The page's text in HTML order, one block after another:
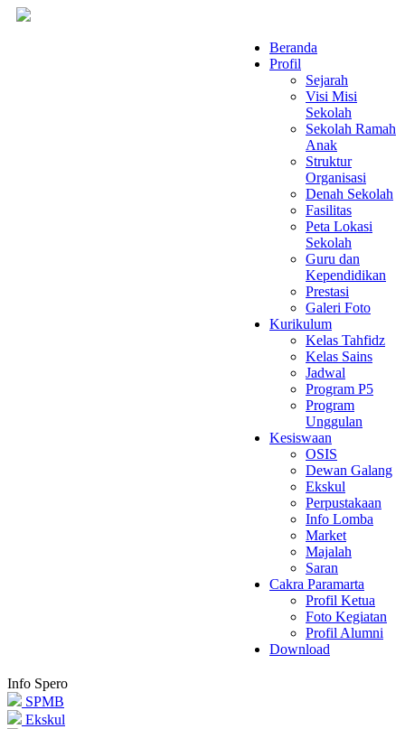
Beranda
Profil
Sejarah
Visi Misi
Sekolah
Sekolah Ramah
Anak
Struktur
Organisasi
Denah Sekolah
Fasilitas
Peta Lokasi
Sekolah
Guru dan
Kependidikan
Prestasi
Galeri Foto
Kurikulum
Kelas Tahfidz
Kelas Sains
Jadwal
Program P5
Program
Unggulan
Kesiswaan
OSIS
Dewan Galang
Ekskul
Perpustakaan
Info Lomba
Market
Majalah
Saran
Cakra Paramarta
Profil Ketua
Foto Kegiatan
Profil Alumni
Download
Info Spero
SPMB
Ekskul